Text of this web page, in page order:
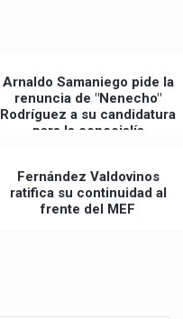
Arnaldo Samaniego pide la
renuncia de "Nenecho"
Rodríguez a su candidatura
para la concejalía
Fernández Valdovinos
ratifica su continuidad al
frente del MEF